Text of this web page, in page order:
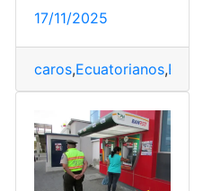
,Señal,Trucos
17/11/2025
caros,Ecuatorianos,